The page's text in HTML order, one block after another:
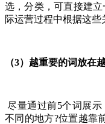
选，分类，可直接建
际运营过程中根据这些
（3）越重要的词放在
尽量通过前5个词展示
不同的地方?位置越靠